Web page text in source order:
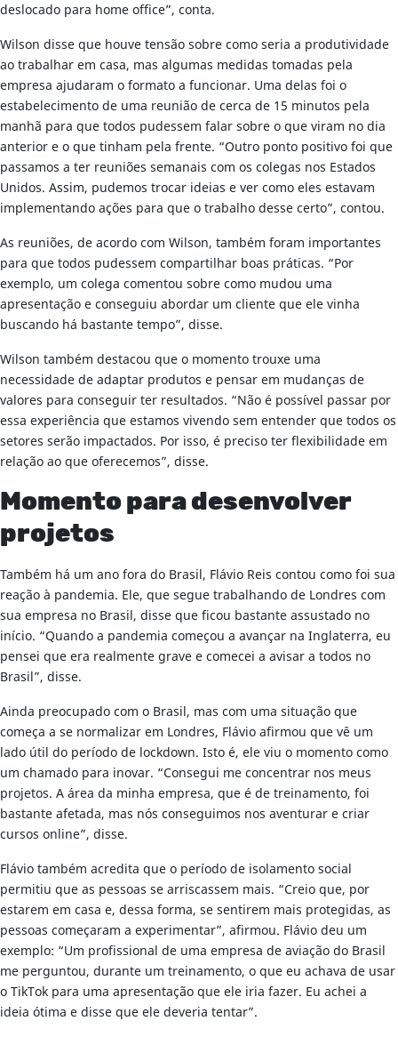
deslocado para home office”, conta.
Wilson disse que houve tensão sobre como seria a produtividade
ao trabalhar em casa, mas algumas medidas tomadas pela
empresa ajudaram o formato a funcionar. Uma delas foi o
estabelecimento de uma reunião de cerca de 15 minutos pela
manhã para que todos pudessem falar sobre o que viram no dia
anterior e o que tinham pela frente. “Outro ponto positivo foi que
passamos a ter reuniões semanais com os colegas nos Estados
Unidos. Assim, pudemos trocar ideias e ver como eles estavam
implementando ações para que o trabalho desse certo”, contou.
As reuniões, de acordo com Wilson, também foram importantes
para que todos pudessem compartilhar boas práticas. “Por
exemplo, um colega comentou sobre como mudou uma
apresentação e conseguiu abordar um cliente que ele vinha
buscando há bastante tempo”, disse.
Wilson também destacou que o momento trouxe uma
necessidade de adaptar produtos e pensar em mudanças de
valores para conseguir ter resultados. “Não é possível passar por
essa experiência que estamos vivendo sem entender que todos os
setores serão impactados. Por isso, é preciso ter flexibilidade em
relação ao que oferecemos”, disse.
Momento para desenvolver
projetos
Também há um ano fora do Brasil, Flávio Reis contou como foi sua
reação à pandemia. Ele, que segue trabalhando de Londres com
sua empresa no Brasil, disse que ficou bastante assustado no
início. “Quando a pandemia começou a avançar na Inglaterra, eu
pensei que era realmente grave e comecei a avisar a todos no
Brasil”, disse.
Ainda preocupado com o Brasil, mas com uma situação que
começa a se normalizar em Londres, Flávio afirmou que vê um
lado útil do período de lockdown. Isto é, ele viu o momento como
um chamado para inovar. “Consegui me concentrar nos meus
projetos. A área da minha empresa, que é de treinamento, foi
bastante afetada, mas nós conseguimos nos aventurar e criar
cursos online”, disse.
Flávio também acredita que o período de isolamento social
permitiu que as pessoas se arriscassem mais. “Creio que, por
estarem em casa e, dessa forma, se sentirem mais protegidas, as
pessoas começaram a experimentar”, afirmou. Flávio deu um
exemplo: “Um profissional de uma empresa de aviação do Brasil
me perguntou, durante um treinamento, o que eu achava de usar
o TikTok para uma apresentação que ele iria fazer. Eu achei a
ideia ótima e disse que ele deveria tentar”.